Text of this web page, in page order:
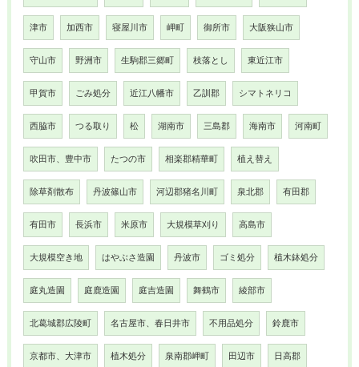
津市 加西市 寝屋川市 岬町 御所市 大阪狭山市
守山市 野洲市 生駒郡三郷町 枝落とし 東近江市
甲賀市 ごみ処分 近江八幡市 乙訓郡 シマトネリコ
西脇市 つる取り 松 湖南市 三島郡 海南市 河南町
吹田市、豊中市 たつの市 相楽郡精華町 植え替え
除草剤散布 丹波篠山市 河辺郡猪名川町 泉北郡 有田郡
有田市 長浜市 米原市 大規模草刈り 高島市
大規模空き地 はやぶさ造園 丹波市 ゴミ処分 植木鉢処分
庭丸造園 庭鹿造園 庭吉造園 舞鶴市 綾部市
北葛城郡広陵町 名古屋市、春日井市 不用品処分 鈴鹿市
京都市、大津市 植木処分 泉南郡岬町 田辺市 日高郡